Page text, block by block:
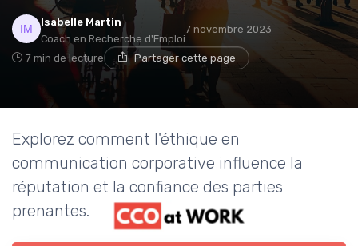
Isabelle Martin
Coach en Recherche d'Emploi
7 novembre 2023
7 min de lecture Partager cette page
Explorez comment l'éthique en
communication corporative influence la
réputation et la confiance des parties
prenantes.